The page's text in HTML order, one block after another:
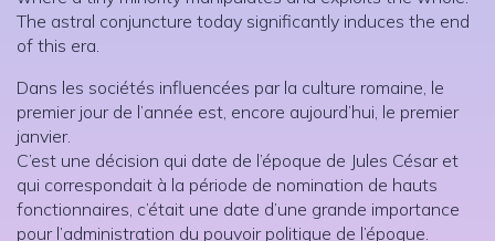
The astral conjuncture today significantly induces the end
of this era.
Dans les sociétés influencées par la culture romaine, le
premier jour de l’année est, encore aujourd’hui, le premier
janvier.
C’est une décision qui date de l’époque de Jules César et
qui correspondait à la période de nomination de hauts
fonctionnaires, c’était une date d’une grande importance
pour l’administration du pouvoir politique de l’époque.